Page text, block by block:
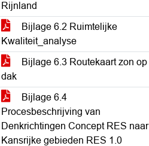
Rijnland
Bijlage 6.2 Ruimtelijke
Kwaliteit_analyse
Bijlage 6.3 Routekaart zon op
dak
Bijlage 6.4
Procesbeschrijving van
Denkrichtingen Concept RES naar
Kansrijke gebieden RES 1.0